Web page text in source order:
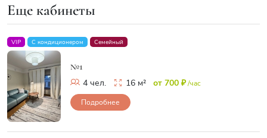
Еще кабинеты
VIP С кондиционером Семейный
№1
4 чел. 16 м² от 700 ₽/час
Подробнее